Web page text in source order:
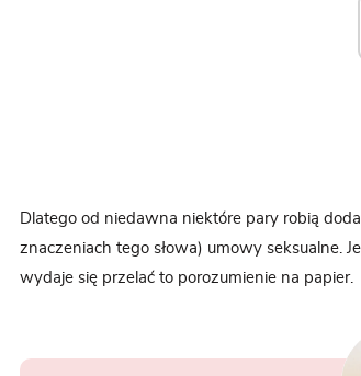
Dlatego od niedawna niektóre pary robią
znaczeniach tego słowa) umowy seksualne.
wydaje się przelać to porozumienie na papier.